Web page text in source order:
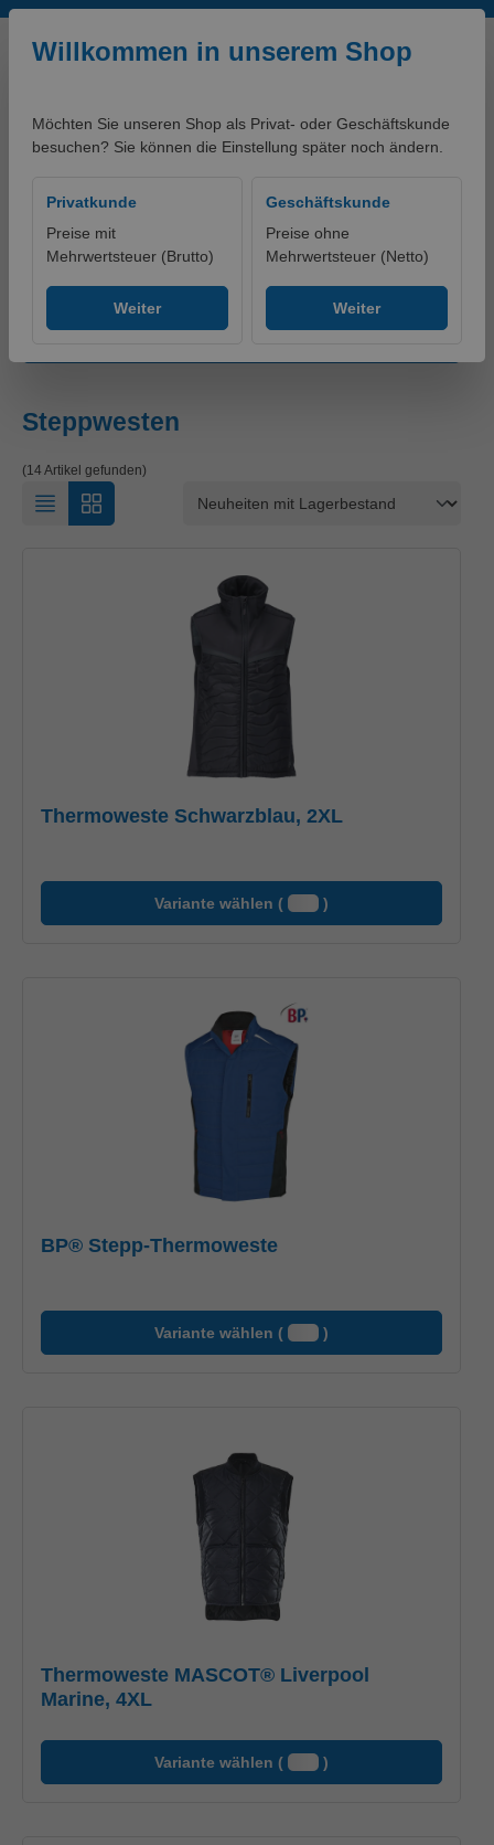
Zum Hauptinhalt springen
Willkommen in unserem Shop
Möchten Sie unseren Shop als Privat- oder Geschäftskunde
besuchen? Sie können die Einstellung später noch ändern.
Privatkunde
Preise mit
Mehrwertsteuer (Brutto)
Weiter
Geschäftskunde
Preise ohne
Mehrwertsteuer (Netto)
Weiter
Steppwesten
(14 Artikel gefunden)
Thermoweste Schwarzblau, 2XL
Variante wählen ( )
BP® Stepp-Thermoweste
Variante wählen ( )
Thermoweste MASCOT® Liverpool
Marine, 4XL
Variante wählen ( )